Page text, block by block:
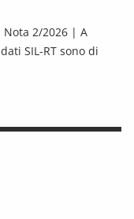
Nota 2/2026 | A
SIL-RT sono di
Ripresa selettiva e